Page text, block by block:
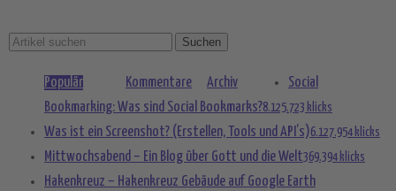
Populär Kommentare Archiv
Social
Bookmarking: Was sind Social Bookmarks?8.125.723 klicks
Was ist ein Screenshot? (Erstellen, Tools und API’s)6.127.954 klicks
Mittwochsabend – Ein Blog über Gott und die Welt369.394 klicks
Hakenkreuz – Hakenkreuz Gebäude auf Google Earth